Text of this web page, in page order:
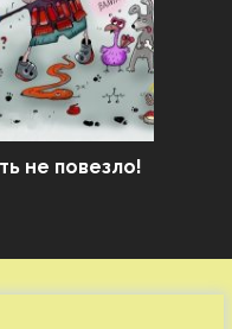
не повезло!